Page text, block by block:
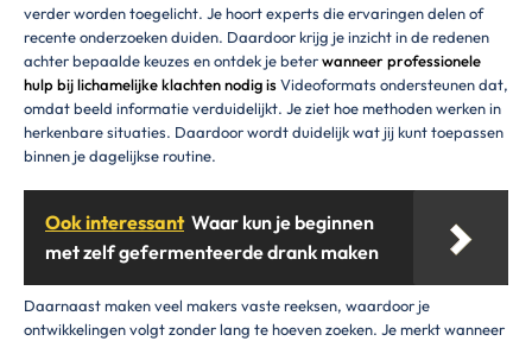
verder worden toegelicht. Je hoort experts die ervaringen delen of
recente onderzoeken duiden. Daardoor krijg je inzicht in de redenen
achter bepaalde keuzes en ontdek je beterwanneer professionele
hulp bij lichamelijke klachten nodig isVideoformats ondersteunen dat,
omdat beeld informatie verduidelijkt. Je ziet hoe methoden werken in
herkenbare situaties. Daardoor wordt duidelijk wat jij kunt toepassen
binnen je dagelijkse routine.
Ook interessant Waar kun je beginnen
met zelf gefermenteerde drank maken
Daarnaast maken veel makers vaste reeksen, waardoor je
ontwikkelingen volgt zonder lang te hoeven zoeken. Je merkt wanneer